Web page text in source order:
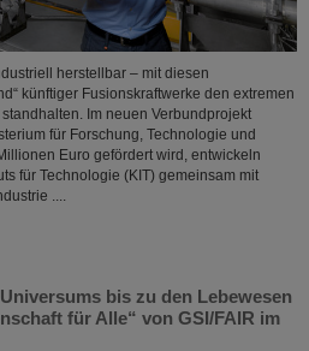
herstellbar – mit diesen
künftiger Fusionskraftwerke den extremen
Im neuen Verbundprojekt
für Forschung, Technologie und
Euro gefördert wird, entwickeln
für Technologie (KIT) gemeinsam mit
....
bis zu den Lebewesen
für Alle“ von GSI/FAIR im